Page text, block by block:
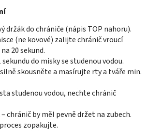
držák do chrániče (nápis TOP nahoru).
(ne kovové) zalijte chránič vroucí
20 sekund.
do misky se studenou vodou.
skousněte a masírujte rty a tváře min.
studenou vodou, nechte chránič
chránič by měl pevně držet na zubech.
zopakujte.